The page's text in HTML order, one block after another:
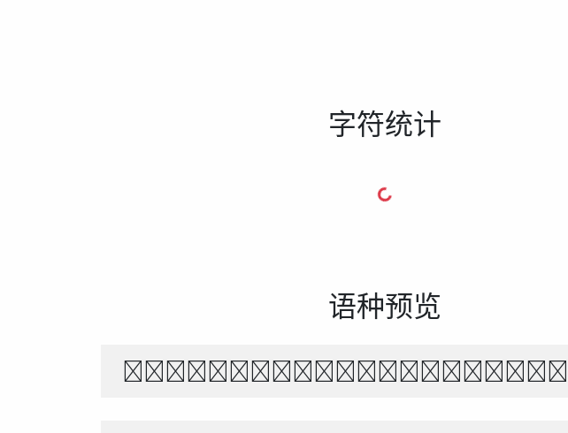
字符统计
语种预览
The quick brown fox